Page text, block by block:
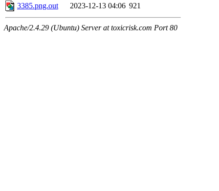
3385.png.out
2023-12-13 04:06 921
Apache/2.4.29 (Ubuntu) Server at toxicrisk.com Port 80